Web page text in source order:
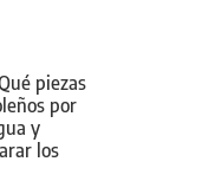
piezas
por
y
los